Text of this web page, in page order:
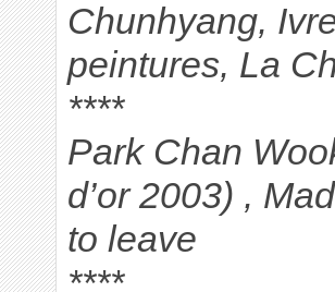
Chunhyang,
peintures, La
****
Park Chan
d’or 2003) ,
to leave
****